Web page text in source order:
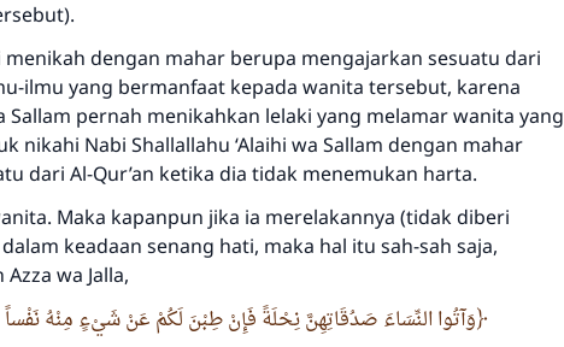
dengan mahar berupa mengajarkan sesuatu dari
ilmu yang bermanfaat kepada wanita tersebut, karena
Sallam pernah menikahkan lelaki yang melamar wanita yang
nikahi Nabi Shallallahu ‘Alaihi wa Sallam dengan mahar
dari Al-Qur’an ketika dia tidak menemukan harta.
Maka kapanpun jika ia merelakannya (tidak diberi
keadaan senang hati, maka hal itu sah-sah saja,
Azza wa Jalla,
وَآتُوا النِّسَاءَ صَدُقَاتِهِنَّ نِحْلَةً فَإِنْ طِبْنَ لَكُمْ عَنْ شَيْءٍ مِنْهُ نَفْساً
pahala yang sama dengan orang yang
melakukannya"
MUSLIM, 1893
Saham